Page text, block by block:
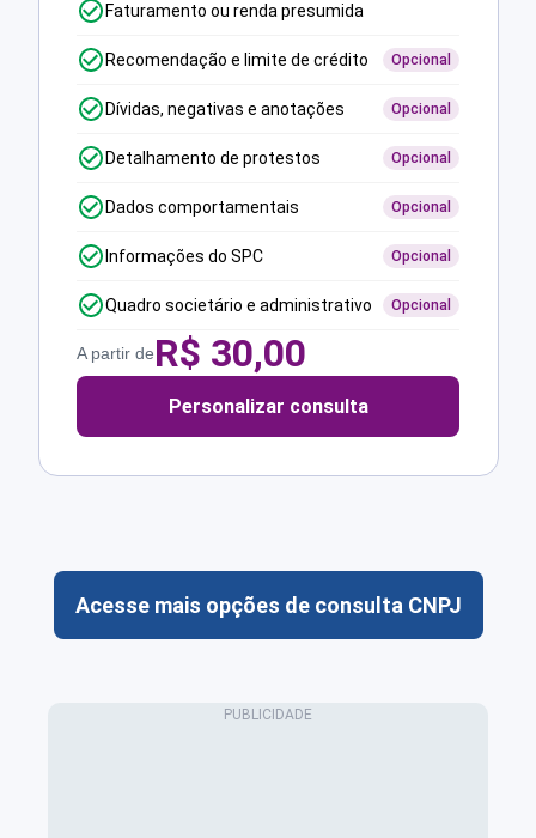
Faturamento ou renda presumida
Recomendação e limite de crédito Opcional
Dívidas, negativas e anotações Opcional
Detalhamento de protestos Opcional
Dados comportamentais Opcional
Informações do SPC Opcional
Quadro societário e administrativo Opcional
A partir deR$ 30,00
Personalizar consulta
Acesse mais opções de consulta CNPJ